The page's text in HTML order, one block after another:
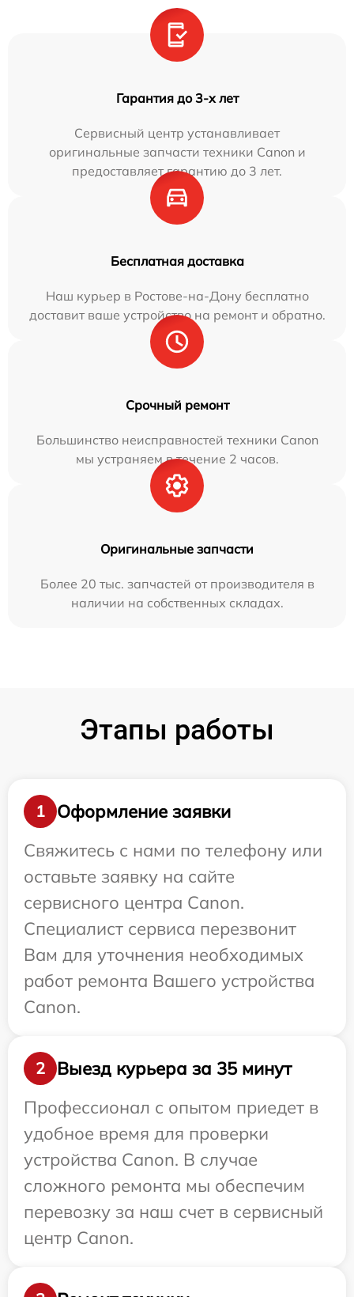
Гарантия до 3-х лет
Сервисный центр устанавливает
оригинальные запчасти техники Canon и
предоставляет гарантию до 3 лет.
Бесплатная доставка
Наш курьер в Ростове-на-Дону бесплатно
доставит ваше устройство на ремонт и обратно.
Срочный ремонт
Большинство неисправностей техники Canon
мы устраняем в течение 2 часов.
Оригинальные запчасти
Более 20 тыс. запчастей от производителя в
наличии на собственных складах.
Этапы работы
1
Оформление заявки
Свяжитесь с нами по телефону или
оставьте заявку на сайте
сервисного центра Canon.
Специалист сервиса перезвонит
Вам для уточнения необходимых
работ ремонта Вашего устройства
Canon.
2
Выезд курьера за 35 минут
Профессионал с опытом приедет в
удобное время для проверки
устройства Canon. В случае
сложного ремонта мы обеспечим
перевозку за наш счет в сервисный
центр Canon.